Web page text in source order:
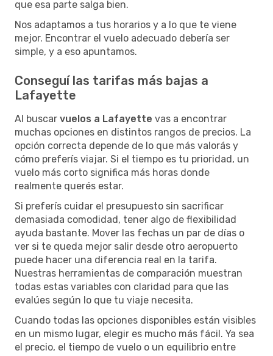
que esa parte salga bien.
Nos adaptamos a tus horarios y a lo que te viene
mejor. Encontrar el vuelo adecuado debería ser
simple, y a eso apuntamos.
Conseguí las tarifas más bajas a
Lafayette
Al buscar vuelos a Lafayette vas a encontrar
muchas opciones en distintos rangos de precios. La
opción correcta depende de lo que más valorás y
cómo preferís viajar. Si el tiempo es tu prioridad, un
vuelo más corto significa más horas donde
realmente querés estar.
Si preferís cuidar el presupuesto sin sacrificar
demasiada comodidad, tener algo de flexibilidad
ayuda bastante. Mover las fechas un par de días o
ver si te queda mejor salir desde otro aeropuerto
puede hacer una diferencia real en la tarifa.
Nuestras herramientas de comparación muestran
todas estas variables con claridad para que las
evalúes según lo que tu viaje necesita.
Cuando todas las opciones disponibles están visibles
en un mismo lugar, elegir es mucho más fácil. Ya sea
el precio, el tiempo de vuelo o un equilibrio entre